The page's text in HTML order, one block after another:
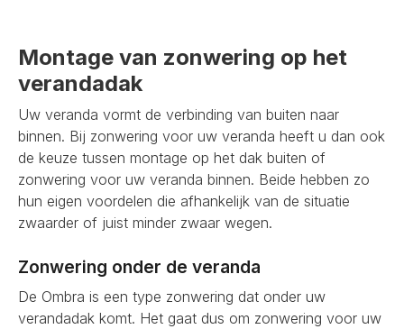
Montage van zonwering op het
verandadak
Uw veranda vormt de verbinding van buiten naar
binnen. Bij zonwering voor uw veranda heeft u dan ook
de keuze tussen montage op het dak buiten of
zonwering voor uw veranda binnen. Beide hebben zo
hun eigen voordelen die afhankelijk van de situatie
zwaarder of juist minder zwaar wegen.
Zonwering onder de veranda
De Ombra is een type zonwering dat onder uw
verandadak komt. Het gaat dus om zonwering voor uw